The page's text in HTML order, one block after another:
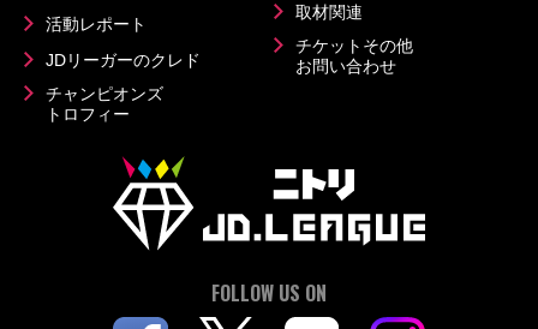
活動レポート
JDリーガーのクレド
チャンピオンズ
トロフィー
取材関連
チケットその他
お問い合わせ
FOLLOW US ON